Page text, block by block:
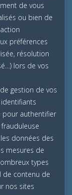
de vous
ou bien de
préférences
résolution
lors de vos
gestion de vos
authentifier
données des
mesures de
types
de contenu de
nos sites